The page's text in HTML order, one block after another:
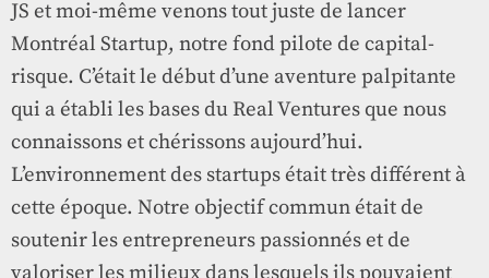
JS et moi-même venons tout juste de lancer
Montréal Startup, notre fond pilote de capital-
risque. C’était le début d’une aventure palpitante
qui a établi les bases du Real Ventures que nous
connaissons et chérissons aujourd’hui.
L’environnement des startups était très différent à
cette époque. Notre objectif commun était de
soutenir les entrepreneurs passionnés et de